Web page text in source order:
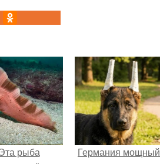
рыба
Германия мощный